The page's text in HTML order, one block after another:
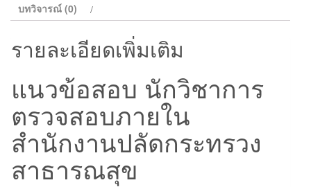
ภายใน
สำนักงาน
กระทรวง
ชิ้น
บทวิจารณ์ (0)
รายละเอียดเพิ่มเติม
แนวข้อสอบ นักวิชาการ
ตรวจสอบภายใน
สำนักงานปลัดกระทรวง
สาธารณสุข